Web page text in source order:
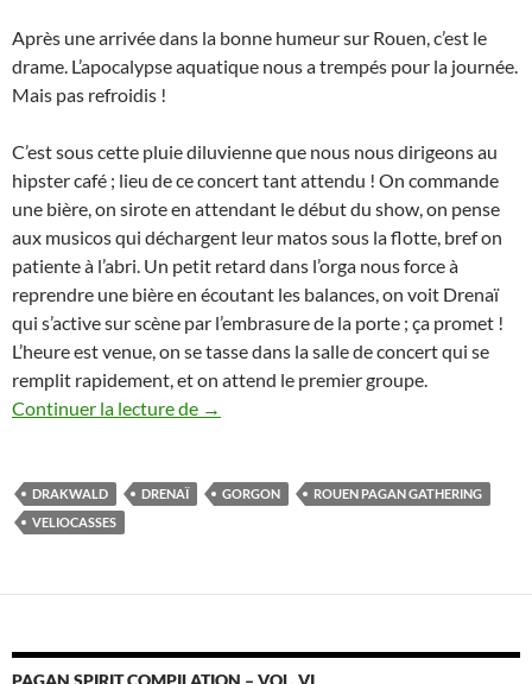
Après une arrivée dans la bonne humeur sur Rouen, c’est le
drame. L’apocalypse aquatique nous a trempés pour la journée.
Mais pas refroidis !
C’est sous cette pluie diluvienne que nous nous dirigeons au
hipster café ; lieu de ce concert tant attendu ! On commande
une bière, on sirote en attendant le début du show, on pense
aux musicos qui déchargent leur matos sous la flotte, bref on
patiente à l’abri. Un petit retard dans l’orga nous force à
reprendre une bière en écoutant les balances, on voit Drenaï
qui s’active sur scène par l’embrasure de la porte ; ça promet !
L’heure est venue, on se tasse dans la salle de concert qui se
remplit rapidement, et on attend le premier groupe.
Continuer la lecture de Rouen Pagan Gathering 2016 Live
→
DRAKWALD DRENAÏ GORGON
ROUEN PAGAN GATHERING
VELIOCASSES
PAGAN SPIRIT COMPILATION – VOL. VI